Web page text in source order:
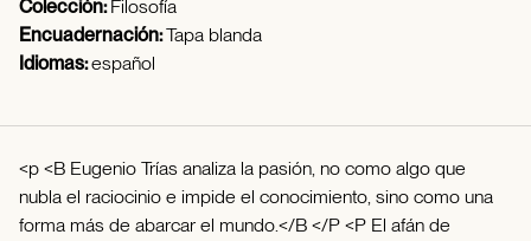
Colección: Filosofía
Encuadernación:Tapa blanda
Idiomas:español
<p <B Eugenio Trías analiza la pasión, no como algo que
nubla el raciocinio e impide el conocimiento, sino como una
forma más de abarcar el mundo.</B </P <P El afán de